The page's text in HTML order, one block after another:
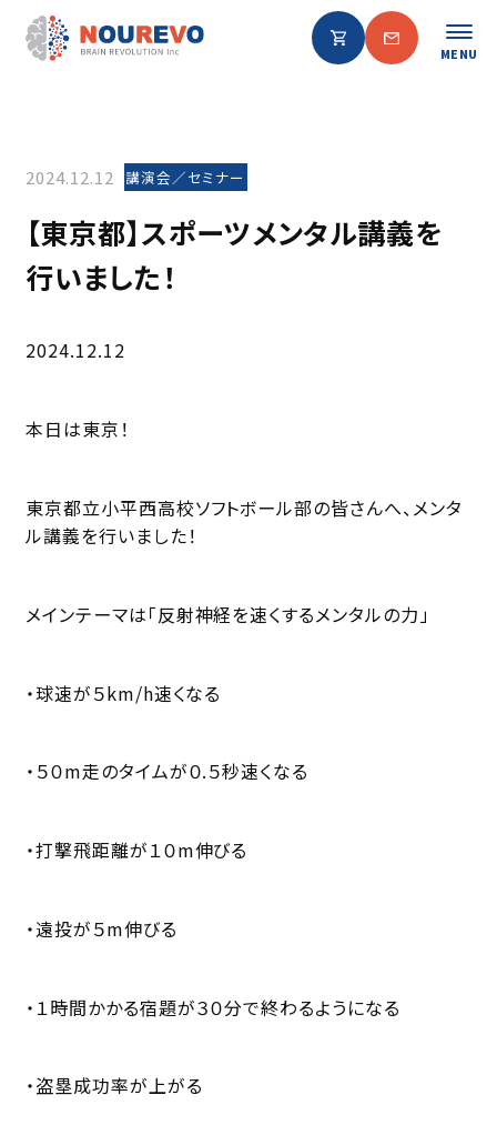
MENU
2024.12.12 講演会／セミナー
【東京都】スポーツメンタル講義を
行いました！
2024.12.12
本日は東京！
東京都立小平西高校ソフトボール部の皆さんへ、メンタ
ル講義を行いました！
メインテーマは「反射神経を速くするメンタルの力」
・球速が５km/h速くなる
・５０m走のタイムが０.５秒速くなる
・打撃飛距離が１０m伸びる
・遠投が５m伸びる
・１時間かかる宿題が３０分で終わるようになる
・盗塁成功率が上がる